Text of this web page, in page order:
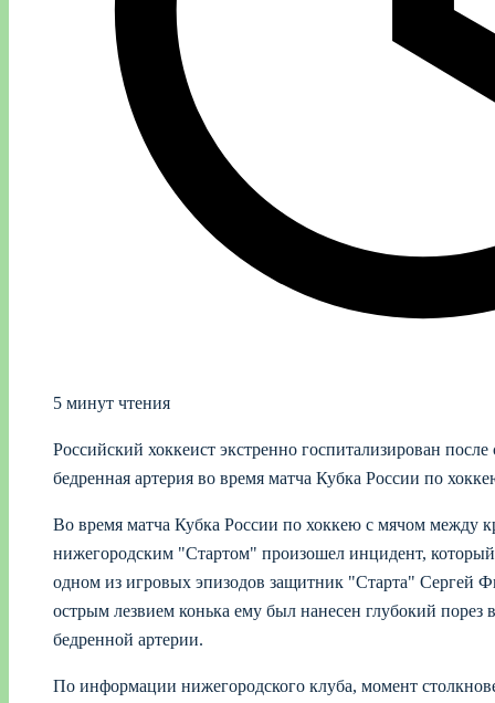
5 минут чтения
Российский хоккеист экстренно госпитализирован
бедренная артерия во время матча Кубка России по
Во время матча Кубка России по хоккею с мячом между
нижегородским "Стартом" произошел инцидент, который
одном из игровых эпизодов защитник "Старта" Сергей
острым лезвием конька ему был нанесен глубокий порез
бедренной артерии.
По информации нижегородского клуба, момент